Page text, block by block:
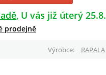
U vás již úterý 25.8.
prodejně
Výrobce RAPALA